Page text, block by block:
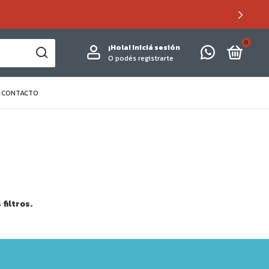
¡Hola!Iniciá sesión
O podés registrarte
0
CONTACTO
filtros.